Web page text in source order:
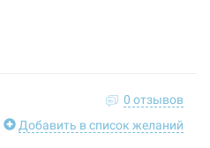
0 отзывов
Добавить в список желаний